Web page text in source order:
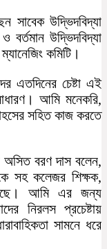
সাবেক উদ্ভিদবিদ্যা
উদ্ভিদবিদ্যা
কমিটি।
এতদিনের চেষ্টা এই
আমি মনেকরি,
সহিত কাজ করতে
বরণ দাস বলেন,
সহ কলেজর শিক্ষক,
আমি এর জন্য
নিরলস প্রচেষ্টায়
সামনে ধরে